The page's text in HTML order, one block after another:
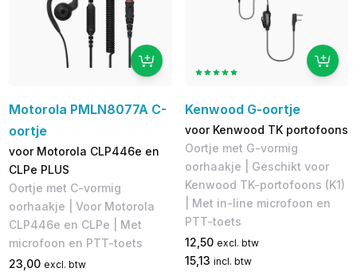
Motorola PMLN8077A C-
oortje
voor Motorola CLP446e en
CLPe PLUS
Oortje met C-vormig
oorhaakje | Voor Motorola
CLP446e en CLPe | Met
microfoon en PTT-toets
23,00 excl. btw
Kenwood G-oortje
voor Kenwood TK portofoons
Oortje met G-vormig
oorhaakje | Geschikt voor
Kenwood TK-portofoons (K1)
| Met in-line microfoon en
PTT-toets
12,50 excl. btw
15,13 incl. btw